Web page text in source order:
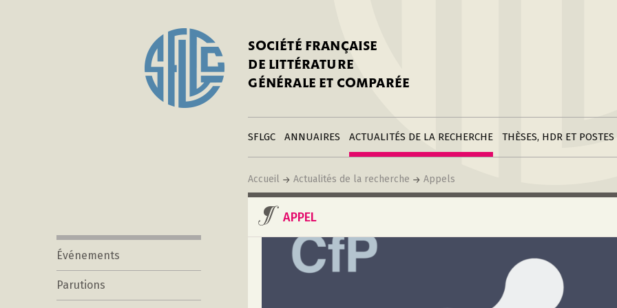
SOCIÉTÉ FRANÇAISE
DE LITTÉRATURE
GÉNÉRALE ET COMPARÉE
SFLGC
Adhérer à la SFLGC
Publier sur ce site
LiensANNUAIRES
Créer une fiche
annuaire
Modifier sa fiche
annuaire
Créer une fiche
institutionACTUALITÉS DE LA RECHERCHE
Divers
Soumettre une
annonce
THÈSES, HDR ET POSTES
Postes
Accueil Actualités de la recherche Appels
Événements
Parutions
APPEL